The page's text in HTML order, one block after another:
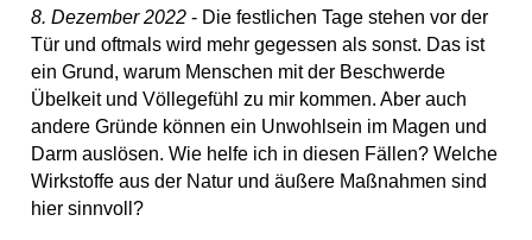
8. Dezember 2022 - Die festlichen Tage stehen vor der
Tür und oftmals wird mehr gegessen als sonst. Das ist
ein Grund, warum Menschen mit der Beschwerde
Übelkeit und Völlegefühl zu mir kommen. Aber auch
andere Gründe können ein Unwohlsein im Magen und
Darm auslösen. Wie helfe ich in diesen Fällen? Welche
Wirkstoffe aus der Natur und äußere Maßnahmen sind
hier sinnvoll?